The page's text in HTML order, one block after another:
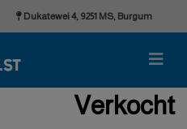
Dukatewei 4, 9251 MS, Burgum
Verkocht